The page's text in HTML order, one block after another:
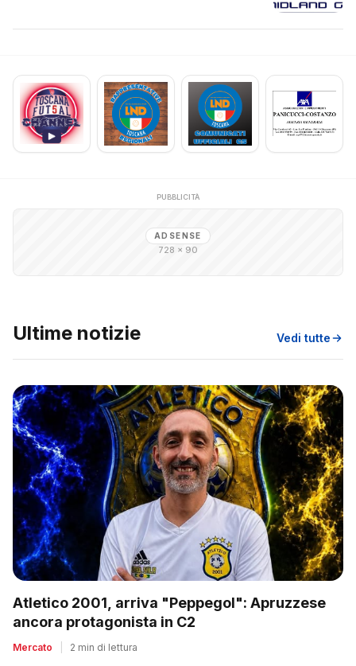
PUBBLICITÀ
ADSENSE
728 × 90
Ultime notizie Vedi tutte
Atletico 2001, arriva "Peppegol": Apruzzese
ancora protagonista in C2
Mercato 2 min di lettura